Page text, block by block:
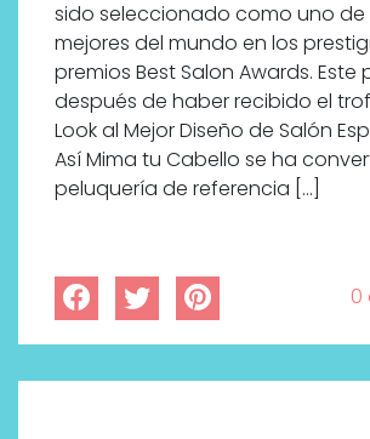
sido seleccionado como uno de
mejores del mundo en los
premios Best Salon Awards. Este
después de haber recibido el
Look al Mejor Diseño de Salón
Así Mima tu Cabello se ha
peluquería de referencia […]
0